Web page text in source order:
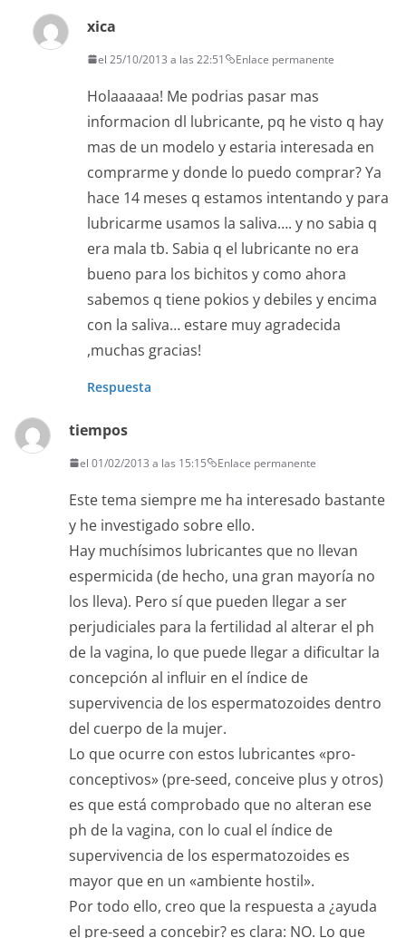
xica
el 25/10/2013 a las 22:51 Enlace permanente
Holaaaaaa! Me podrias pasar mas
informacion dl lubricante, pq he visto q hay
mas de un modelo y estaria interesada en
comprarme y donde lo puedo comprar? Ya
hace 14 meses q estamos intentando y para
lubricarme usamos la saliva…. y no sabia q
era mala tb. Sabia q el lubricante no era
bueno para los bichitos y como ahora
sabemos q tiene pokios y debiles y encima
con la saliva… estare muy agradecida
,muchas gracias!
Respuesta
tiempos
el 01/02/2013 a las 15:15 Enlace permanente
Este tema siempre me ha interesado bastante
y he investigado sobre ello.
Hay muchísimos lubricantes que no llevan
espermicida (de hecho, una gran mayoría no
los lleva). Pero sí que pueden llegar a ser
perjudiciales para la fertilidad al alterar el ph
de la vagina, lo que puede llegar a dificultar la
concepción al influir en el índice de
supervivencia de los espermatozoides dentro
del cuerpo de la mujer.
Lo que ocurre con estos lubricantes «pro-
conceptivos» (pre-seed, conceive plus y otros)
es que está comprobado que no alteran ese
ph de la vagina, con lo cual el índice de
supervivencia de los espermatozoides es
mayor que en un «ambiente hostil».
Por todo ello, creo que la respuesta a ¿ayuda
el pre-seed a concebir? es clara: NO. Lo que